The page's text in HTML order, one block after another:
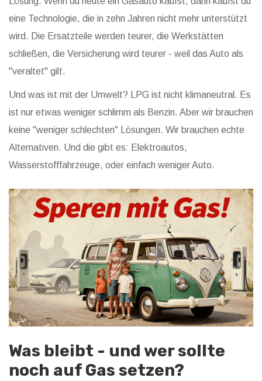
eine Technologie, die in zehn Jahren nicht mehr unterstützt
wird. Die Ersatzteile werden teurer, die Werkstätten
schließen, die Versicherung wird teurer - weil das Auto als
"veraltet" gilt.
Und was ist mit der Umwelt? LPG ist nicht klimaneutral. Es
ist nur etwas weniger schlimm als Benzin. Aber wir brauchen
keine "weniger schlechten" Lösungen. Wir brauchen echte
Alternativen. Und die gibt es: Elektroautos,
Wasserstofffahrzeuge, oder einfach weniger Auto.
Was bleibt - und wer sollte
noch auf Gas setzen?